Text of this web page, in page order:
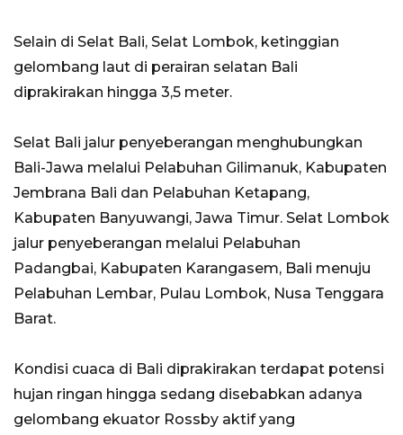
Selain di Selat Bali, Selat Lombok, ketinggian
gelombang laut di perairan selatan Bali
diprakirakan hingga 3,5 meter.
Selat Bali jalur penyeberangan menghubungkan
Bali-Jawa melalui Pelabuhan Gilimanuk, Kabupaten
Jembrana Bali dan Pelabuhan Ketapang,
Kabupaten Banyuwangi, Jawa Timur. Selat Lombok
jalur penyeberangan melalui Pelabuhan
Padangbai, Kabupaten Karangasem, Bali menuju
Pelabuhan Lembar, Pulau Lombok, Nusa Tenggara
Barat.
Kondisi cuaca di Bali diprakirakan terdapat potensi
hujan ringan hingga sedang disebabkan adanya
gelombang ekuator Rossby aktif yang